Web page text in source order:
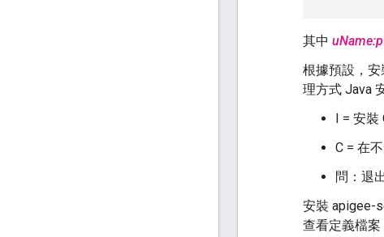
其中
根據預設，
理方式 Java
I = 安裝
C = 在
問：退
安裝 apigee-
查看定義檔案